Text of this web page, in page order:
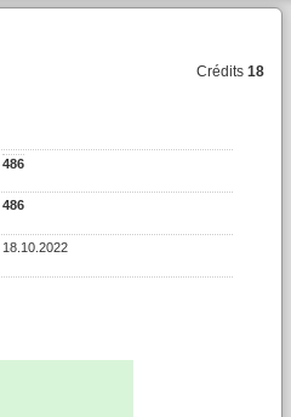
Crédits18
486
486
18.10.2022